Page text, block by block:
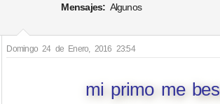
Mensajes: Algunos
Domingo 24 de Enero, 2016 23:54
mi primo me